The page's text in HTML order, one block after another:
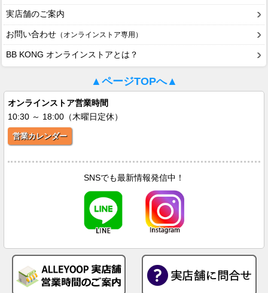
実店舗のご案内
お問い合わせ （オンラインストア専用）
BB KONG オンラインストアとは？
▲ページTOPへ▲
オンラインストア営業時間
10:30 ～ 18:00（木曜日定休）
営業カレンダー
SNSでも最新情報発信中！